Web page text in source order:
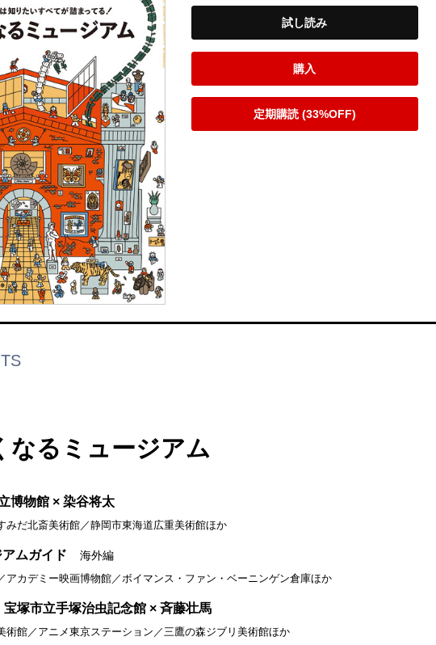
試し読み
購入
定期購読 (33%OFF)
なるミュージアム
博物館 × 染谷将太
みだ北斎美術館／静岡市東海道広重美術館ほか
ムガイド 海外編
アカデミー映画博物館／ボイマンス・ファン・ベーニンゲン倉庫ほか
宝塚市立手塚治虫記念館 × 斉藤壮馬
術館／アニメ東京ステーション／三鷹の森ジブリ美術館ほか